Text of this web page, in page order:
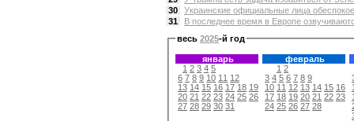
30
Украинские официальные лица
31
В последнее время в Европе
весь 2025-й год
январь
1 2 3 4 5
6 7 8 9 10 11 12
13 14 15 16 17 18 19
20 21 22 23 24 25 26
27 28 29 30 31
февраль
1 2
3 4 5 6 7 8 9
10 11 12 13 14 15 16
17 18 19 20 21 22 23
24 25 26 27 28